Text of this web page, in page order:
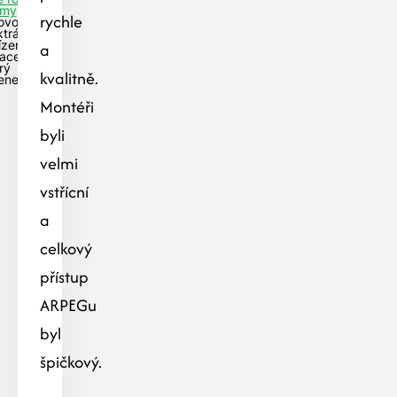
s
rychle
a
kvalitně.
Montéři
byli
velmi
vstřícní
a
celkový
přístup
ARPEGu
byl
špičkový.